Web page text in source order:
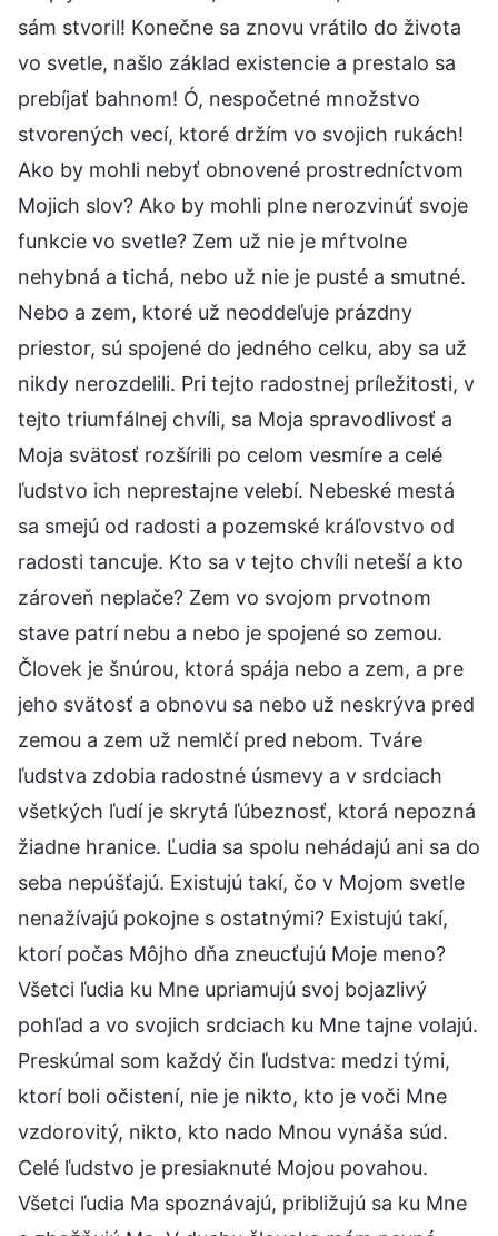
sám stvoril! Konečne sa znovu vrátilo do života
vo svetle, našlo základ existencie a prestalo sa
prebíjať bahnom! Ó, nespočetné množstvo
stvorených vecí, ktoré držím vo svojich rukách!
Ako by mohli nebyť obnovené prostredníctvom
Mojich slov? Ako by mohli plne nerozvinúť svoje
funkcie vo svetle? Zem už nie je mŕtvolne
nehybná a tichá, nebo už nie je pusté a smutné.
Nebo a zem, ktoré už neoddeľuje prázdny
priestor, sú spojené do jedného celku, aby sa už
nikdy nerozdelili. Pri tejto radostnej príležitosti, v
tejto triumfálnej chvíli, sa Moja spravodlivosť a
Moja svätosť rozšírili po celom vesmíre a celé
ľudstvo ich neprestajne velebí. Nebeské mestá
sa smejú od radosti a pozemské kráľovstvo od
radosti tancuje. Kto sa v tejto chvíli neteší a kto
zároveň neplače? Zem vo svojom prvotnom
stave patrí nebu a nebo je spojené so zemou.
Človek je šnúrou, ktorá spája nebo a zem, a pre
jeho svätosť a obnovu sa nebo už neskrýva pred
zemou a zem už nemlčí pred nebom. Tváre
ľudstva zdobia radostné úsmevy a v srdciach
všetkých ľudí je skrytá ľúbeznosť, ktorá nepozná
žiadne hranice. Ľudia sa spolu nehádajú ani sa do
seba nepúšťajú. Existujú takí, čo v Mojom svetle
nenažívajú pokojne s ostatnými? Existujú takí,
ktorí počas Môjho dňa zneucťujú Moje meno?
Všetci ľudia ku Mne upriamujú svoj bojazlivý
pohľad a vo svojich srdciach ku Mne tajne volajú.
Preskúmal som každý čin ľudstva: medzi tými,
ktorí boli očistení, nie je nikto, kto je voči Mne
vzdorovitý, nikto, kto nado Mnou vynáša súd.
Celé ľudstvo je presiaknuté Mojou povahou.
Všetci ľudia Ma spoznávajú, približujú sa ku Mne